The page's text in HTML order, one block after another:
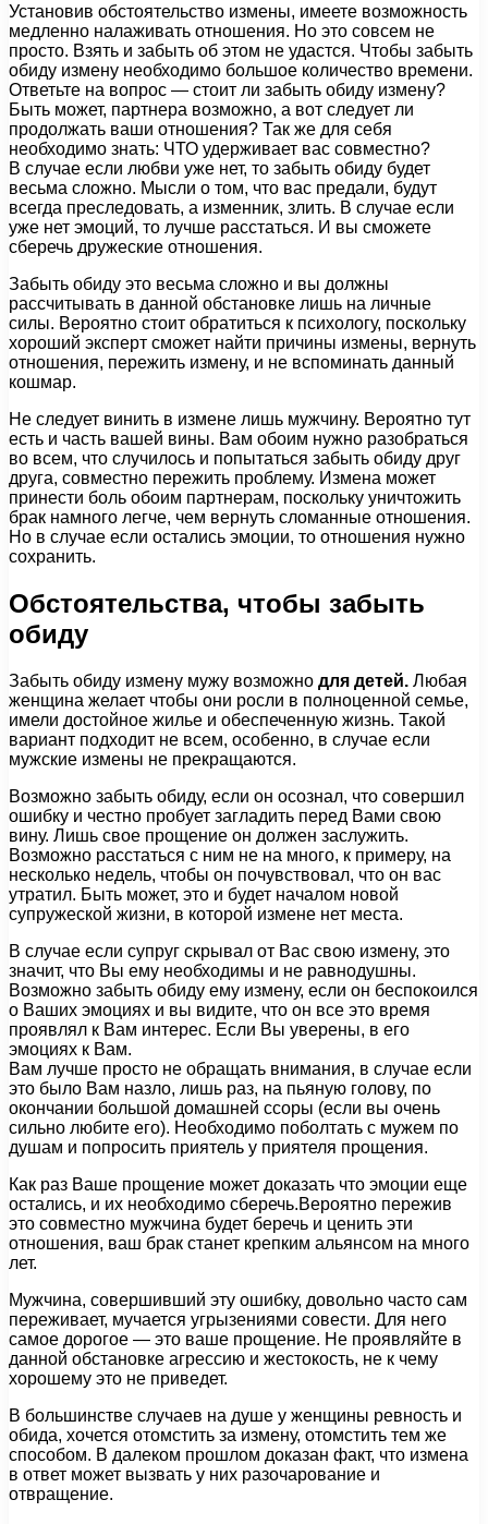
Установив обстоятельство измены, имеете возможность
медленно налаживать отношения. Но это совсем не
просто. Взять и забыть об этом не удастся. Чтобы забыть
обиду измену необходимо большое количество времени.
Ответьте на вопрос — стоит ли забыть обиду измену?
Быть может, партнера возможно, а вот следует ли
продолжать ваши отношения? Так же для себя
необходимо знать: ЧТО удерживает вас совместно?
В случае если любви уже нет, то забыть обиду будет
весьма сложно. Мысли о том, что вас предали, будут
всегда преследовать, а изменник, злить. В случае если
уже нет эмоций, то лучше расстаться. И вы сможете
сберечь дружеские отношения.
Забыть обиду это весьма сложно и вы должны
рассчитывать в данной обстановке лишь на личные
силы. Вероятно стоит обратиться к психологу, поскольку
хороший эксперт сможет найти причины измены, вернуть
отношения, пережить измену, и не вспоминать данный
кошмар.
Не следует винить в измене лишь мужчину. Вероятно тут
есть и часть вашей вины. Вам обоим нужно разобраться
во всем, что случилось и попытаться забыть обиду друг
друга, совместно пережить проблему. Измена может
принести боль обоим партнерам, поскольку уничтожить
брак намного легче, чем вернуть сломанные отношения.
Но в случае если остались эмоции, то отношения нужно
сохранить.
Обстоятельства, чтобы забыть
обиду
Забыть обиду измену мужу возможно для детей. Любая
женщина желает чтобы они росли в полноценной семье,
имели достойное жилье и обеспеченную жизнь. Такой
вариант подходит не всем, особенно, в случае если
мужские измены не прекращаются.
Возможно забыть обиду, если он осознал, что совершил
ошибку и честно пробует загладить перед Вами свою
вину. Лишь свое прощение он должен заслужить.
Возможно расстаться с ним не на много, к примеру, на
несколько недель, чтобы он почувствовал, что он вас
утратил. Быть может, это и будет началом новой
супружеской жизни, в которой измене нет места.
В случае если супруг скрывал от Вас свою измену, это
значит, что Вы ему необходимы и не равнодушны.
Возможно забыть обиду ему измену, если он беспокоился
о Ваших эмоциях и вы видите, что он все это время
проявлял к Вам интерес. Если Вы уверены, в его
эмоциях к Вам.
Вам лучше просто не обращать внимания, в случае если
это было Вам назло, лишь раз, на пьяную голову, по
окончании большой домашней ссоры (если вы очень
сильно любите его). Необходимо поболтать с мужем по
душам и попросить приятель у приятеля прощения.
Как раз Ваше прощение может доказать что эмоции еще
остались, и их необходимо сберечь.Вероятно пережив
это совместно мужчина будет беречь и ценить эти
отношения, ваш брак станет крепким альянсом на много
лет.
Мужчина, совершивший эту ошибку, довольно часто сам
переживает, мучается угрызениями совести. Для него
самое дорогое — это ваше прощение. Не проявляйте в
данной обстановке агрессию и жестокость, не к чему
хорошему это не приведет.
В большинстве случаев на душе у женщины ревность и
обида, хочется отомстить за измену, отомстить тем же
способом. В далеком прошлом доказан факт, что измена
в ответ может вызвать у них разочарование и
отвращение.